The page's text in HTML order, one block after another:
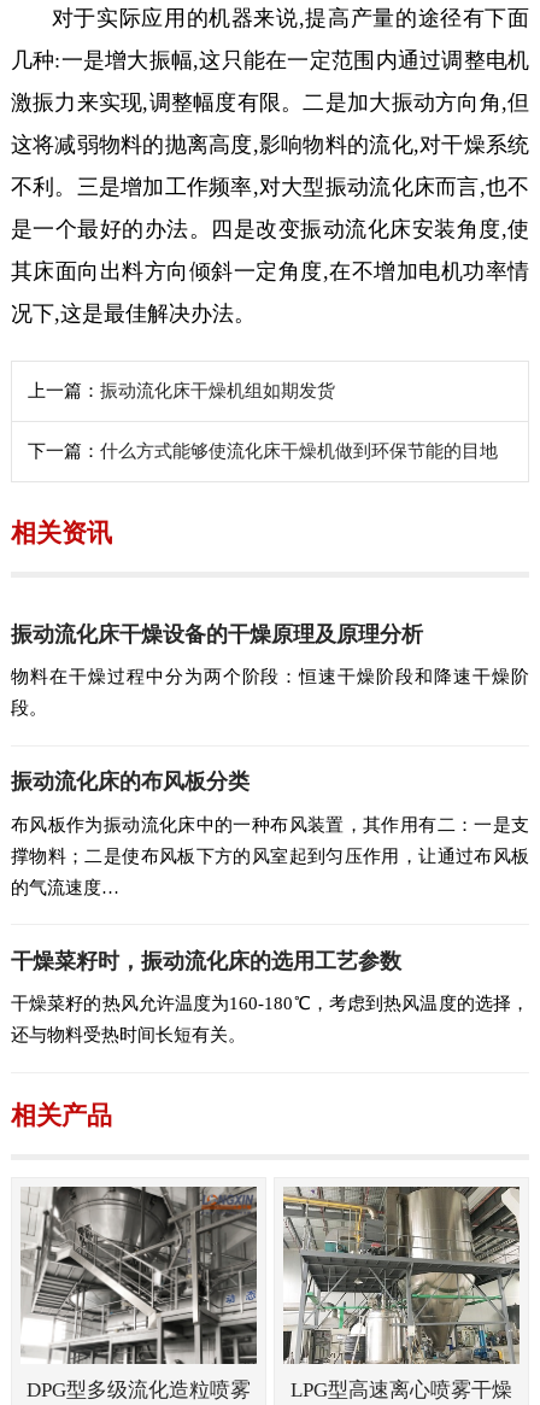
对于实际应用的机器来说,提高产量的途径有下面
几种:一是增大振幅,这只能在一定范围内通过调整电机
激振力来实现,调整幅度有限。二是加大振动方向角,但
这将减弱物料的抛离高度,影响物料的流化,对干燥系统
不利。三是增加工作频率,对大型振动流化床而言,也不
是一个最好的办法。四是改变振动流化床安装角度,使
其床面向出料方向倾斜一定角度,在不增加电机功率情
况下,这是最佳解决办法。
上一篇： 振动流化床干燥机组如期发货
下一篇： 什么方式能够使流化床干燥机做到环保节能的目地
相关资讯
振动流化床干燥设备的干燥原理及原理分析
物料在干燥过程中分为两个阶段：恒速干燥阶段和降速干燥阶
段。
振动流化床的布风板分类
布风板作为振动流化床中的一种布风装置，其作用有二：一是支
撑物料；二是使布风板下方的风室起到匀压作用，让通过布风板
的气流速度…
干燥菜籽时，振动流化床的选用工艺参数
干燥菜籽的热风允许温度为160-180℃，考虑到热风温度的选择，
还与物料受热时间长短有关。
相关产品
DPG型多级流化造粒喷雾
LPG型高速离心喷雾干燥